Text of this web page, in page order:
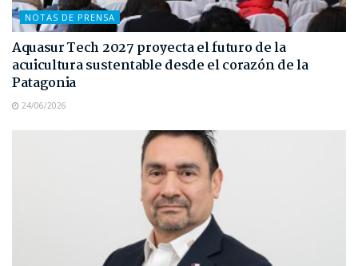
NOTAS DE PRENSA
Aquasur Tech 2027 proyecta el futuro de la
acuicultura sustentable desde el corazón de la
Patagonia
24/06/2026